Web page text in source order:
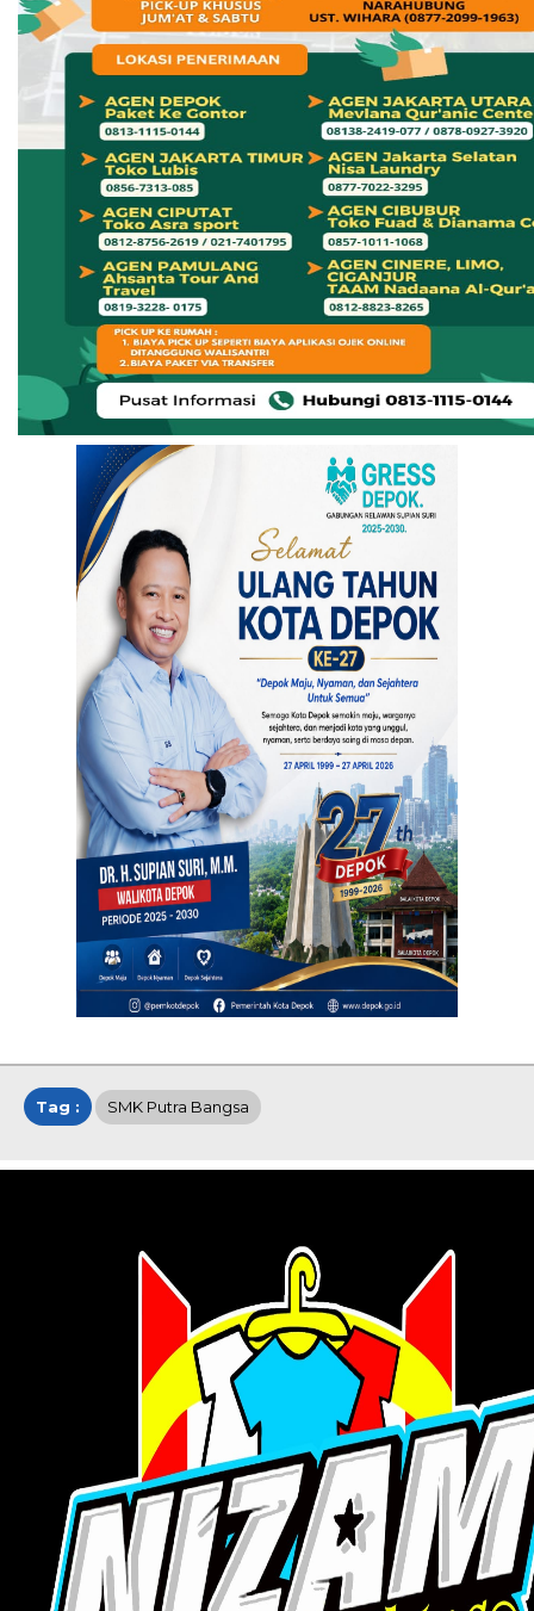
Tag : SMK Putra Bangsa